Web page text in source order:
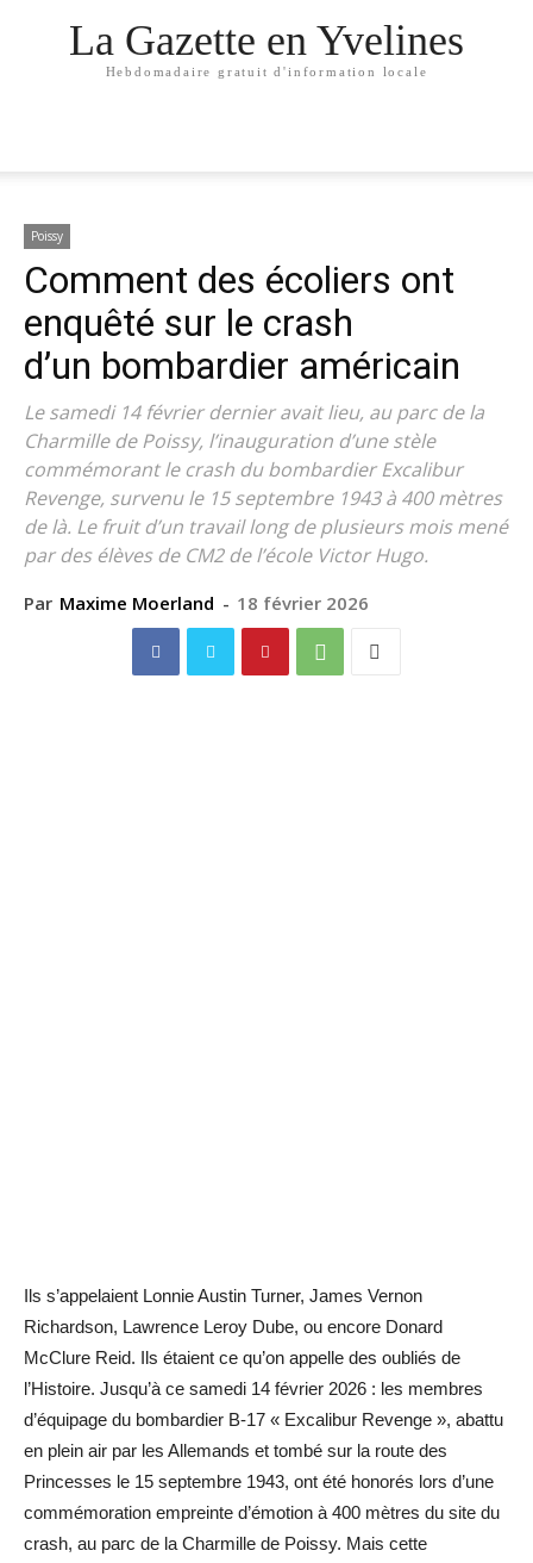
La Gazette en Yvelines
Hebdomadaire gratuit d'information locale
Poissy
Comment des écoliers ont
enquêté sur le crash
d’un bombardier américain
Le samedi 14 février dernier avait lieu, au parc de la
Charmille de Poissy, l’inauguration d’une stèle
commémorant le crash du bombardier Excalibur
Revenge, survenu le 15 septembre 1943 à 400 mètres
de là. Le fruit d’un travail long de plusieurs mois mené
par des élèves de CM2 de l’école Victor Hugo.
Par Maxime Moerland - 18 février 2026
Ils s’appelaient Lonnie Austin Turner, James Vernon
Richardson, Lawrence Leroy Dube, ou encore Donard
McClure Reid. Ils étaient ce qu’on appelle des oubliés de
l’Histoire. Jusqu’à ce samedi 14 février 2026 : les membres
d’équipage du bombardier B-17 « Excalibur Revenge », abattu
en plein air par les Allemands et tombé sur la route des
Princesses le 15 septembre 1943, ont été honorés lors d’une
commémoration empreinte d’émotion à 400 mètres du site du
crash, au parc de la Charmille de Poissy. Mais cette